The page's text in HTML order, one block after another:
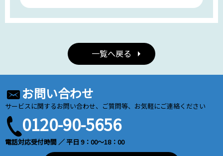
一覧へ戻る
お問い合わせ
サービスに関するお問い合わせ、ご質問等、お気軽にご連絡ください
0120-90-5656
電話対応受付時間 ／ 平日 9：00～18：00